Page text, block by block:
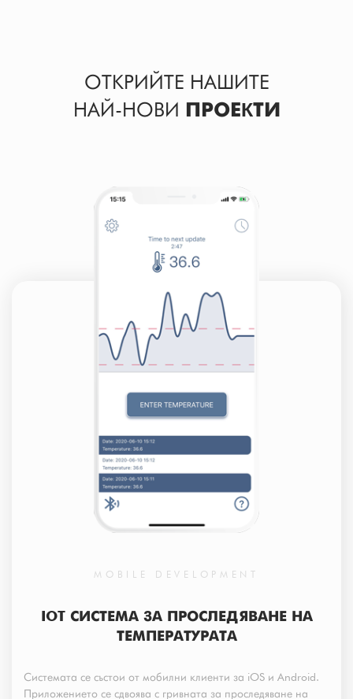
ОТКРИЙТЕ НАШИТЕ
НАЙ-НОВИ ПРОЕКТИ
MOBILE DEVELOPMENT
IOT СИСТЕМА ЗА ПРОСЛЕДЯВАНЕ НА
ТЕМПЕРАТУРАТА
Системата се състои от мобилни клиенти за iOS и Android.
Приложението се сдвоява с гривната за проследяване на